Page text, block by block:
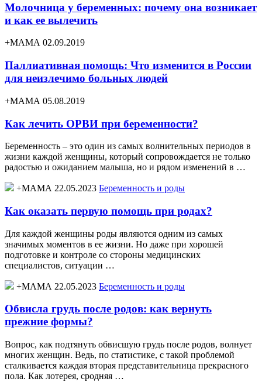
Молочница у беременных: почему она возникает
и как ее вылечить
+МАМА 02.09.2019
Паллиативная помощь: Что изменится в России
для неизлечимо больных людей
+МАМА 05.08.2019
Как лечить ОРВИ при беременности?
Беременность – это один из самых волнительных периодов в
жизни каждой женщины, который сопровождается не только
радостью и ожиданием малыша, но и рядом изменений в …
+МАМА 22.05.2023 Беременность и роды
Как оказать первую помощь при родах?
Для каждой женщины роды являются одним из самых
значимых моментов в ее жизни. Но даже при хорошей
подготовке и контроле со стороны медицинских
специалистов, ситуации …
+МАМА 22.05.2023 Беременность и роды
Обвисла грудь после родов: как вернуть
прежние формы?
Вопрос, как подтянуть обвисшую грудь после родов, волнует
многих женщин. Ведь, по статистике, с такой проблемой
сталкивается каждая вторая представительница прекрасного
пола. Как лотерея, сродняя …